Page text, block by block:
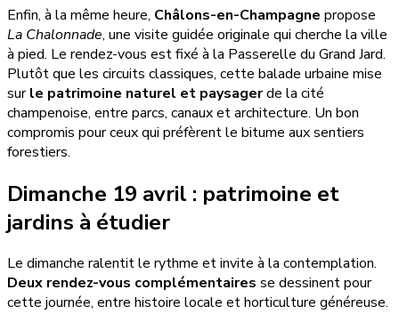
Enfin, à la même heure, Châlons-en-Champagne propose
La Chalonnade, une visite guidée originale qui cherche la ville
à pied. Le rendez-vous est fixé à la Passerelle du Grand Jard.
Plutôt que les circuits classiques, cette balade urbaine mise
surle patrimoine naturel et paysagerde la cité
champenoise, entre parcs, canaux et architecture. Un bon
compromis pour ceux qui préfèrent le bitume aux sentiers
forestiers.
Dimanche 19 avril : patrimoine et
jardins à étudier
Le dimanche ralentit le rythme et invite à la contemplation.
Deux rendez-vous complémentaires se dessinent pour
cette journée, entre histoire locale et horticulture généreuse.